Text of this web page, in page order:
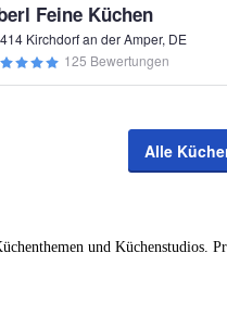
Feine Küchen
Kirchdorf an der Amper, DE
125 Bewertungen
Alle
und